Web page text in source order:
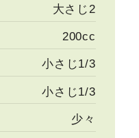
大さじ2
200cc
小さじ1/3
小さじ1/3
少々